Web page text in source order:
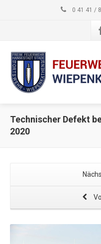
0 41 41 /
Technischer Defekt
2020